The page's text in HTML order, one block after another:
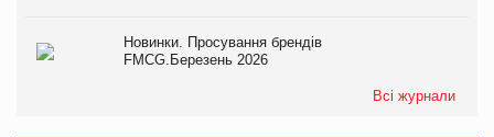
Новинки. Просування брендів
FMCG.Березень 2026
Всі журнали